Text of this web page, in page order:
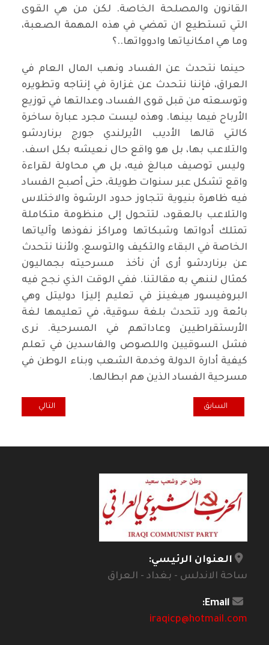
القانون والمصلحة الخاصة. لكن من هي القوى
التي تستطيع ان تمضي في هذه المهمة الصعبة،
وما هي امكانياتها وادوواتها..؟
حينما نتحدث عن الفساد ونهب المال العام في
العراق، فإننا نتحدث عن غزارة في إنتاجه وتطويره
وتوسعته من قبل قوى الفساد، وعدالتها في توزيع
الأرباح فيما بينها. وهذه ليست مجرد عبارة ساخرة
كالتي قالها الأديب الأيرلندي جورج برناردشو
والتلاعب بها، بل هو واقع حال نعيشه بكل اسف.
وليس توصيف مبالغ فيه، بل هي محاولة لقراءة
واقع تشكل عبر سنوات طويلة، حتى أصبح الفساد
فيه ظاهرة بنيوية تتجاوز حدود الرشوة والاختلاس
والتلاعب بالعقود، لتتحول إلى منظومة متكاملة
تمتلك أدواتها وشبكاتها ومراكز نفوذها وآلياتها
الخاصة في البقاء والتكيف والتوسع. ولأننا نتحدث
عن برناردشو أرى أن نأخذ مسرحيته بجماليون
كمثال لننهي به مقالتنا. ففي الوقت الذي نجح فيه
البروفيسور هيغينز في تعليم إليزا دوليتل وهي
بائعة ورد تتحدث بلغة سوقية، في تعليمها لغة
الأرستقراطيين وعاداتهم في المسرحية. نرى
فشل السوقيين واللصوص والفاسدين في تعلم
كيفية أدارة الدولة وخدمة الشعب وبناء الوطن في
مسرحية الفساد الذين هم ابطالها.
المقال السابق: تفكيك البعد الأيديولوجي في السياسة الخارجية الصينية
السابق المقال التالي:
التالي
العنوان الرئيسي:
ساحة الاندلس - بغداد - العراق
Email:
iraqicp@hotmail.com